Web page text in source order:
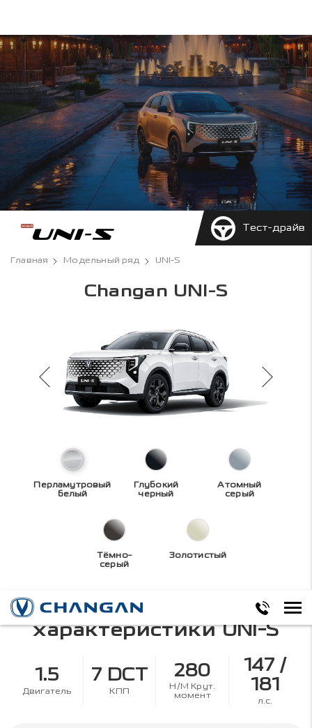
Тест-драйв
Главная Модельный ряд UNI-S
Changan UNI-S
Перламутровый
белый
Глубокий
черный
Атомный
серый
Тёмно-
серый
Золотистый
Технические
характеристикиUNI-S
1.5
Двигатель
7 DCT
КПП
280
Н/М Крут.
момент
147 /
181
л.с.